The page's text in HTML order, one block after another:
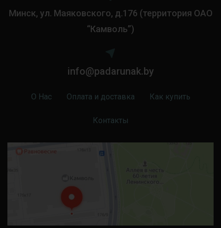
Минск, ул. Маяковского, д.176 (территория ОАО
“Камволь”)
info@padarunak.by
О Нас Оплата и доставка Как купить
Контакты